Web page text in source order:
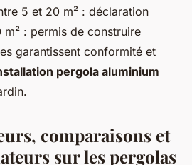
5 et 20 m² : déclaration
: permis de construire
garantissent conformité et
pergola aluminium
comparaisons et
sur les pergolas